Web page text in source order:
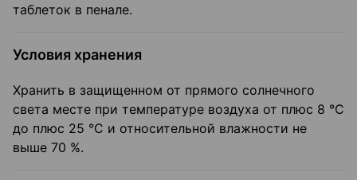
таблеток в пенале.
Условия хранения
Хранить в защищенном от прямого солнечного
света месте при температуре воздуха от плюс 8 °С
до плюс 25 °С и относительной влажности не
выше 70 %.